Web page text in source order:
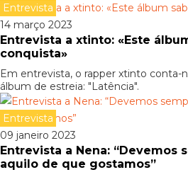
Entrevista
14 março 2023
Entrevista a xtinto: «Este
conquista»
Em entrevista, o rapper xtinto conta-
álbum de estreia: "Latência".
Entrevista
09 janeiro 2023
Entrevista a Nena: “Devemos
aquilo de que gostamos”